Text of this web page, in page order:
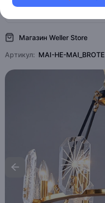
Магазин Weller Store
Артикул: MAI-HE-MAI_BROTE